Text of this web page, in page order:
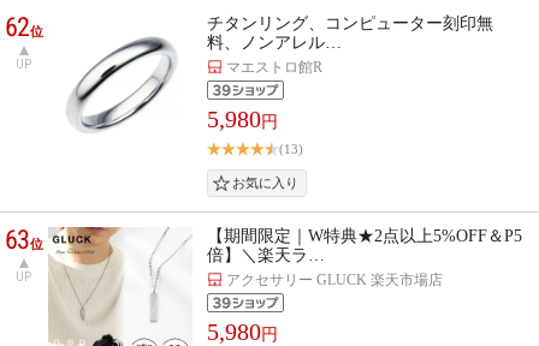
62位
UP
チタンリング、コンピューター刻印無
料、ノンアレル…
マエストロ館R
5,980円
(13)
63位
UP
【期間限定｜W特典★2点以上5%OFF＆P5
倍】＼楽天ラ…
アクセサリー GLUCK 楽天市場店
5,980円